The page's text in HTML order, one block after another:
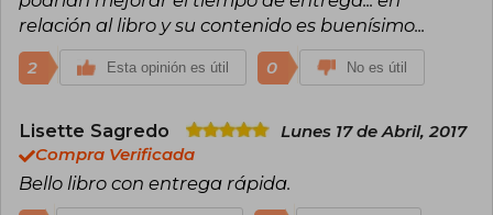
relación al libro y su contenido es buenísimo...
2 Esta opinión es útil 0 No es útil
Lisette Sagredo
Lunes 17 de Abril, 2017
Compra Verificada
Bello libro con entrega rápida.